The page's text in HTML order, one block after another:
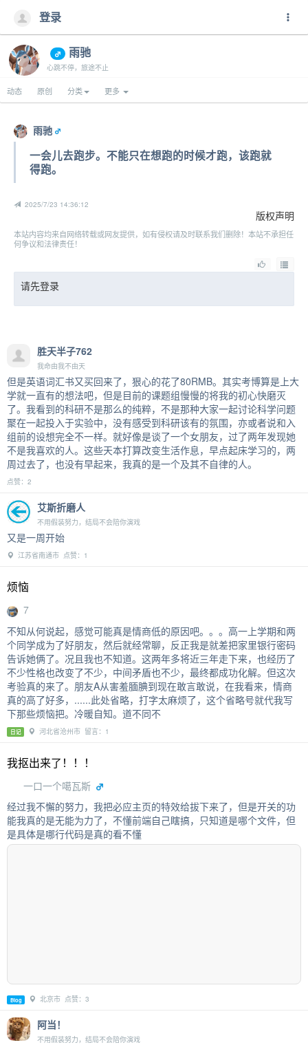
登录
雨驰
心跳不停，旅途不止
动态 原创 分类 更多
雨驰
一会儿去跑步。不能只在想跑的时候才跑，该跑就
得跑。
2025/7/23 14:36:12
版权声明
本站内容均来自网络转载或网友提供，如有侵权请及时联系我们删除！本站不承担任
何争议和法律责任！
请先登录
胜天半子762
我命由我不由天
但是英语词汇书又买回来了，狠心的花了80RMB。其实考博算是上大
学就一直有的想法吧，但是目前的课题组慢慢的将我的初心快磨灭
了。我看到的科研不是那么的纯粹，不是那种大家一起讨论科学问题
聚在一起投入于实验中，没有感受到科研该有的氛围，亦或者说和入
组前的设想完全不一样。就好像是谈了一个女朋友，过了两年发现她
不是我喜欢的人。这些天本打算改变生活作息，早点起床学习的，两
周过去了，也没有早起来，我真的是一个及其不自律的人。
点赞：2
艾斯折磨人
不用假装努力，结局不会陪你演戏
又是一周开始
江苏省南通市 点赞：1
烦恼
7
不知从何说起，感觉可能真是情商低的原因吧。。。高一上学期和两
个同学成为了好朋友，然后就经常聊，反正我是就差把家里银行密码
告诉她俩了。况且我也不知道。这两年多将近三年走下来，也经历了
不少性格也改变了不少，中间矛盾也不少，最终都成功化解。但这次
考验真的来了。朋友A从害羞腼腆到现在敢言敢说，在我看来，情商
真的高了好多，......此处省略，打字太麻烦了，这个省略号就代我写
下那些烦恼把。冷暖自知。道不同不
日记 河北省沧州市 留言：1
我抠出来了！！！
一口一个噶瓦斯
经过我不懈的努力，我把必应主页的特效给拔下来了，但是开关的功
能我真的是无能为力了，不懂前端自己瞎搞，只知道是哪个文件，但
是具体是哪行代码是真的看不懂
Blog 北京市 点赞：3
阿当！
不用假装努力，结局不会陪你演戏